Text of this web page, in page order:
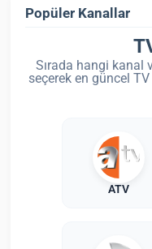
Popüler Kanallar
Sırada hangi kanal
seçerek en güncel
ATV